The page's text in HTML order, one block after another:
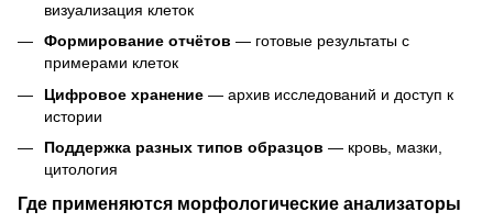
визуализация клеток
Формирование отчётов — готовые результаты с
примерами клеток
Цифровое хранение — архив исследований и доступ к
истории
Поддержка разных типов образцов — кровь, мазки,
цитология
Где применяются морфологические анализаторы